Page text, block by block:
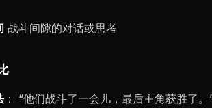
战斗间隙的对话或思考
： “他们战斗了一会儿，最后主角获胜了。